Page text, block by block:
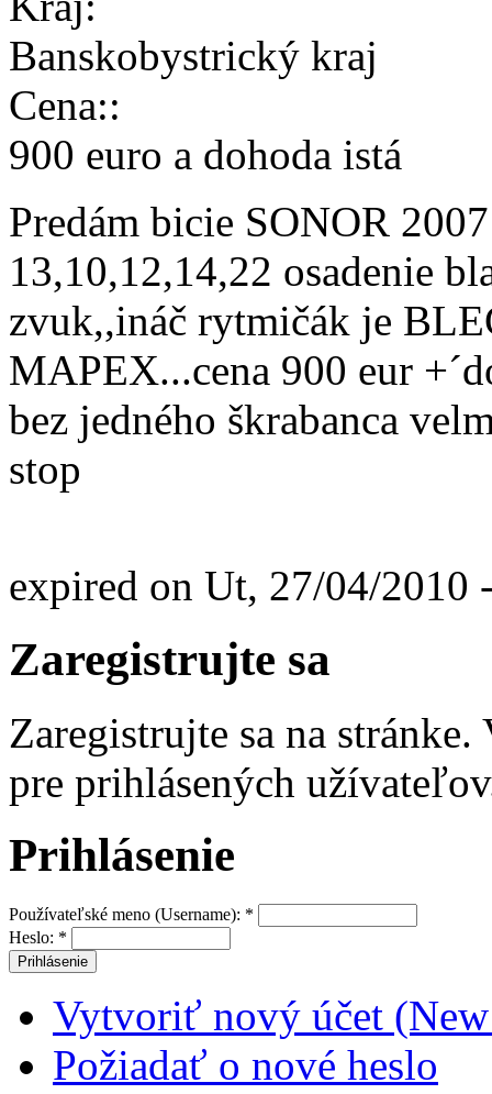
Banskobystrický kraj
Cena::
900 euro a dohoda istá
Predám bicie SONOR
13,10,12,14,22 osadenie
zvuk,,ináč rytmičák je
MAPEX...cena 900 eur
bez jedného škrabanca
stop
expired on Ut, 27/04/
Zaregistrujte sa
Zaregistrujte sa na
pre prihlásených
Prihlásenie
Používateľské meno (Username): *
Heslo: *
Vytvoriť nový účet
Požiadať o nové heslo